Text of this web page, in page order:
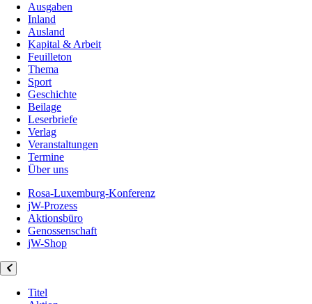
Ausgaben
Inland
Ausland
Kapital & Arbeit
Feuilleton
Thema
Sport
Geschichte
Beilage
Leserbriefe
Verlag
Veranstaltungen
Termine
Über uns
Rosa-Luxemburg-Konferenz
jW-Prozess
Aktionsbüro
Genossenschaft
jW-Shop
Titel